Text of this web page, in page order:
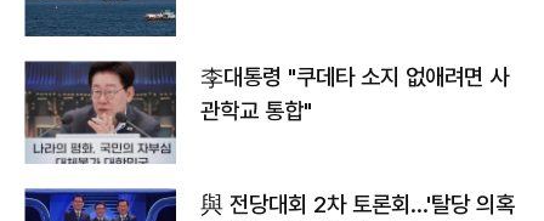
李대통령 "쿠데타 소지 없애려면 사
관학교 통합"
與 전당대회 2차 토론회…'탈당 의혹